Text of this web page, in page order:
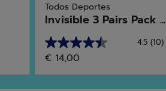
Todos Deportes
Invisible 3 Pairs Pack ...
4.5 (10)
4.5
de
5
€ 14,00